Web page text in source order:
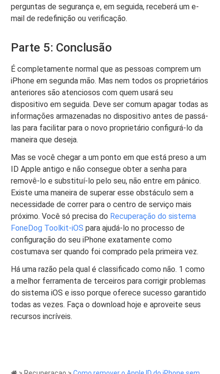
perguntas de segurança e, em seguida, receberá um e-
mail de redefinição ou verificação.
Parte 5: Conclusão
É completamente normal que as pessoas comprem um
iPhone em segunda mão. Mas nem todos os proprietários
anteriores são atenciosos com quem usará seu
dispositivo em seguida. Deve ser comum apagar todas as
informações armazenadas no dispositivo antes de passá-
las para facilitar para o novo proprietário configurá-lo da
maneira que deseja.
Mas se você chegar a um ponto em que está preso a um
ID Apple antigo e não consegue obter a senha para
removê-lo e substituí-lo pelo seu, não entre em pânico.
Existe uma maneira de superar esse obstáculo sem a
necessidade de correr para o centro de serviço mais
próximo. Você só precisa do Recuperação do sistema
FoneDog Toolkit-iOS para ajudá-lo no processo de
configuração do seu iPhone exatamente como
costumava ser quando foi comprado pela primeira vez.
Há uma razão pela qual é classificado como não. 1 como
a melhor ferramenta de terceiros para corrigir problemas
do sistema iOS e isso porque oferece sucesso garantido
todas as vezes. Faça o download hoje e aproveite seus
recursos incríveis.